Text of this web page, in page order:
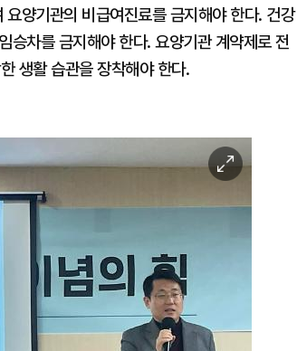
양기관의 비급여진료를 금지해야 한다. 건강
승차를 금지해야 한다. 요양기관 계약제로 전
생활 습관을 장착해야 한다.
이
미
지